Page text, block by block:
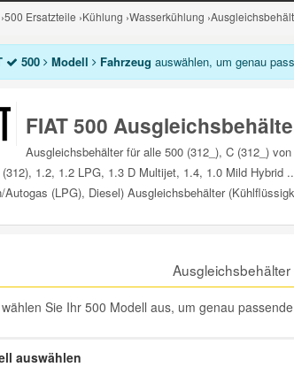
›500 Ersatzteile ›Kühlung ›Wasserkühlung ›
500 Modell Fahrzeug auswählen, um genau
FIAT 500
Ausgleichsbehälter für alle 500 (312_), C (312_)
(312), 1.2, 1.2 LPG, 1.3 D Multijet, 1.4, 1.0 Mild Hybrid
Autogas (LPG), Diesel) Ausgleichsbehälter
Sie Ihr 500 Modell aus, um genau
auswählen